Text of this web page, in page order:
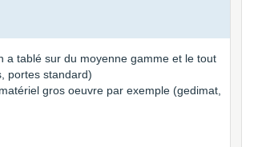
a tablé sur du moyenne gamme et le tout
portes standard)
gros oeuvre par exemple (gedimat,